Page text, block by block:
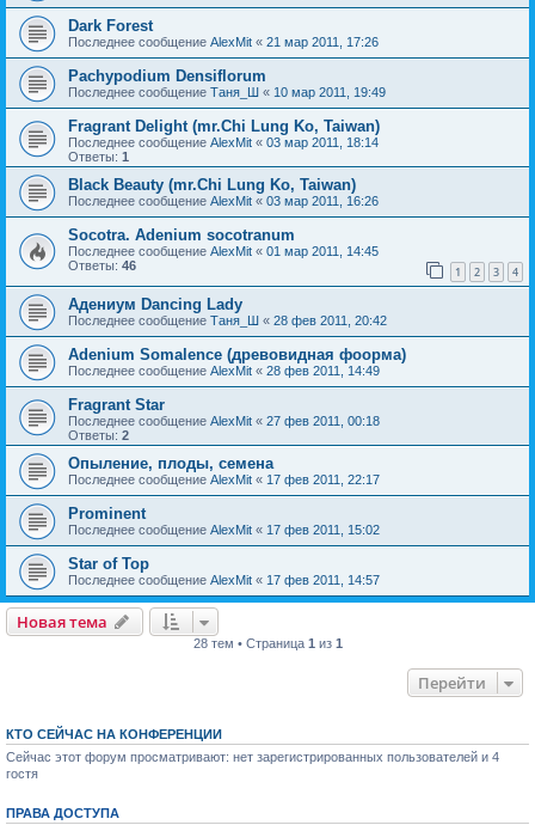
Dark Forest
Последнее сообщение AlexMit « 21 мар 2011, 17:26
Pachypodium Densiflorum
Последнее сообщение Таня_Ш « 10 мар 2011, 19:49
Fragrant Delight (mr.Chi Lung Ko, Taiwan)
Последнее сообщение AlexMit « 03 мар 2011, 18:14
Ответы: 1
Black Beauty (mr.Chi Lung Ko, Taiwan)
Последнее сообщение AlexMit « 03 мар 2011, 16:26
Socotra. Adenium socotranum
Последнее сообщение AlexMit « 01 мар 2011, 14:45
Ответы: 46 1 2 3 4
Адениум Dancing Lady
Последнее сообщение Таня_Ш « 28 фев 2011, 20:42
Adenium Somalence (древовидная фоорма)
Последнее сообщение AlexMit « 28 фев 2011, 14:49
Fragrant Star
Последнее сообщение AlexMit « 27 фев 2011, 00:18
Ответы: 2
Опыление, плоды, семена
Последнее сообщение AlexMit « 17 фев 2011, 22:17
Prominent
Последнее сообщение AlexMit « 17 фев 2011, 15:02
Star of Top
Последнее сообщение AlexMit « 17 фев 2011, 14:57
Новая тема
28 тем • Страница 1 из 1
Перейти
КТО СЕЙЧАС НА КОНФЕРЕНЦИИ
Сейчас этот форум просматривают: нет зарегистрированных пользователей и 4
гостя
ПРАВА ДОСТУПА